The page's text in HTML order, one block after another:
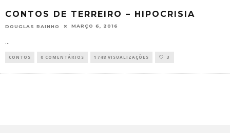
CONTOS DE TERREIRO – HIPOCRISIA
DOUGLAS RAINHO MARÇO 6, 2016
...
CONTOS 0 COMENTÁRIOS 1748 VISUALIZAÇÕES 3